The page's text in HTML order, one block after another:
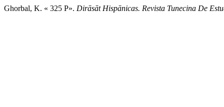
Ghorbal, K. « 325 P». Dirāsāt Hispānicas. Revista Tunecina De